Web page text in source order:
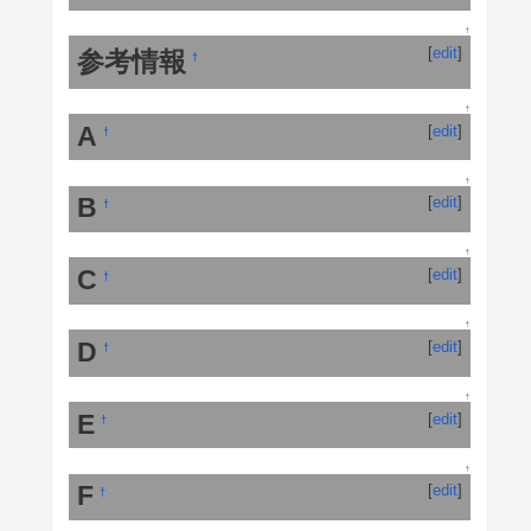
↑
参考情報 † [edit]
↑
A † [edit]
↑
B † [edit]
↑
C † [edit]
↑
D † [edit]
↑
E † [edit]
↑
F † [edit]